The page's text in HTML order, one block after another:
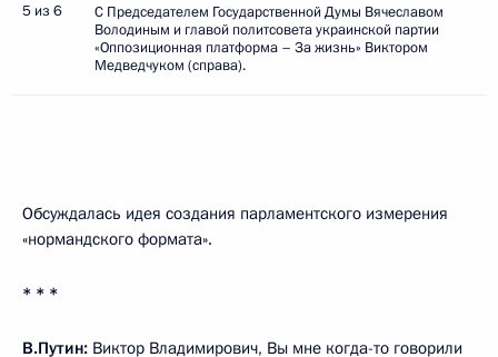
5 из 6
С Председателем Государственной Думы Вячеславом
Володиным и главой политсовета украинской партии
«Оппозиционная платформа – За жизнь» Виктором
Медведчуком (справа).
Обсуждалась идея создания парламентского измерения
«нормандского формата».
* * *
В.Путин: Виктор Владимирович, Вы мне когда-то говорили